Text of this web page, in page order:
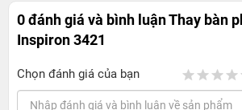
0 đánh giá và bình luậnThay bàn
Inspiron 3421
Chọn đánh giá của bạn